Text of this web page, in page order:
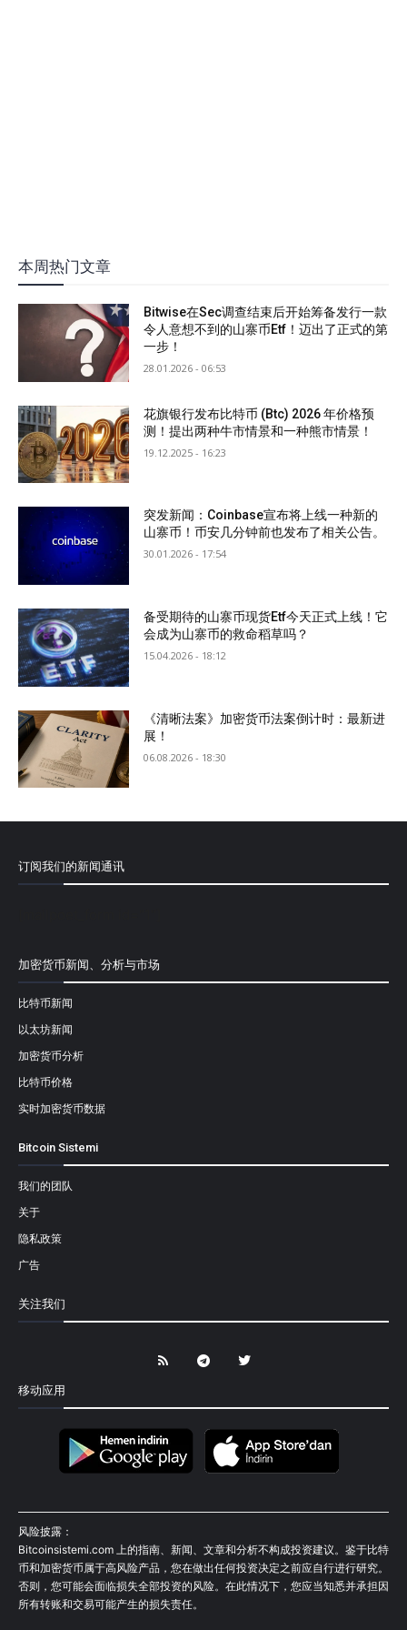
本周热门文章
Bitwise在Sec调查结束后开始筹备发行一款
令人意想不到的山寨币Etf！迈出了正式的第
一步！
28.01.2026 - 06:53
花旗银行发布比特币 (Btc) 2026 年价格预
测！提出两种牛市情景和一种熊市情景！
19.12.2025 - 16:23
突发新闻：Coinbase宣布将上线一种新的
山寨币！币安几分钟前也发布了相关公告。
30.01.2026 - 17:54
备受期待的山寨币现货Etf今天正式上线！它
会成为山寨币的救命稻草吗？
15.04.2026 - 18:12
《清晰法案》加密货币法案倒计时：最新进
展！
06.08.2026 - 18:30
订阅我们的新闻通讯
加密货币新闻、分析与市场
比特币新闻
以太坊新闻
加密货币分析
比特币价格
实时加密货币数据
Bitcoin Sistemi
我们的团队
关于
隐私政策
广告
关注我们
移动应用
风险披露：
Bitcoinsistemi.com 上的指南、新闻、文章和分析不构成投资建议。鉴于比特
币和加密货币属于高风险产品，您在做出任何投资决定之前应自行进行研究。
否则，您可能会面临损失全部投资的风险。在此情况下，您应当知悉并承担因
所有转账和交易可能产生的损失责任。